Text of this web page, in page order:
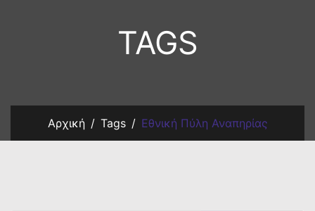
TAGS
Αρχική Tags Εθνική Πύλη Αναπηρίας